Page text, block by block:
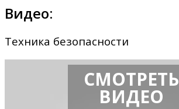
Видео:
Техника безопасности
СМОТРЕТЬ
ВИДЕО